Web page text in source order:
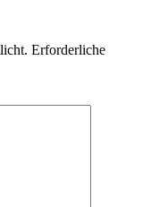
Erforderliche